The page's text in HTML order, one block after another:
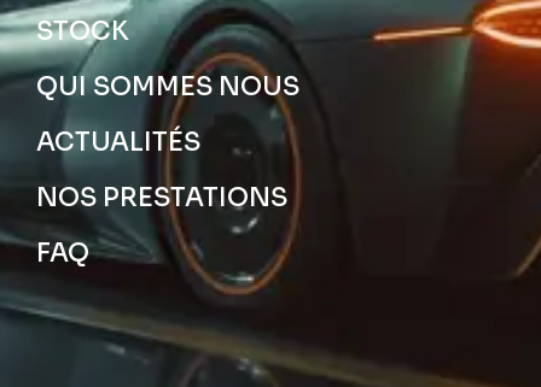
STOCK
QUI SOMMES NOUS
ACTUALITÉS
NOS PRESTATIONS
FAQ